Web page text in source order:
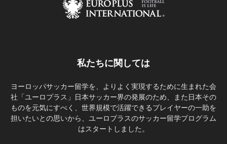
私たちに関しては
ヨーロッパサッカー留学を、よりよく実現するために生まれた会
社「ユーロプラス」日本サッカー界の発展のため、また日本その
ものを元気にすべく、世界規模で活躍できるプレイヤーの一助を
担いたいとの思いから、ユーロプラスのサッカー留学プログラム
はスタートしました。